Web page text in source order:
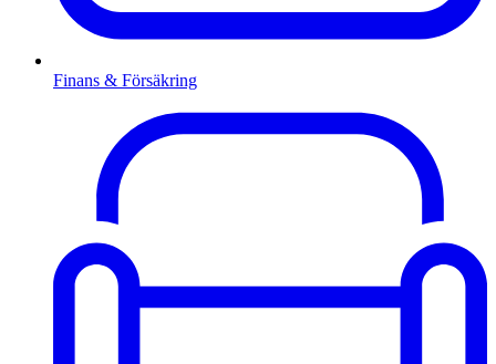
Finans & Försäkring